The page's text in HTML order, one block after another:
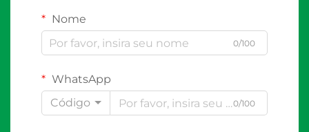
Nome
0/100
WhatsApp
Código
0/100